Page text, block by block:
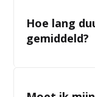
Hoe lang
gemiddeld?